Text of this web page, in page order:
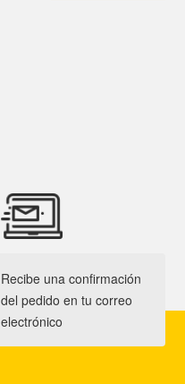
Recibe una confirmación
del pedido en tu correo
electrónico